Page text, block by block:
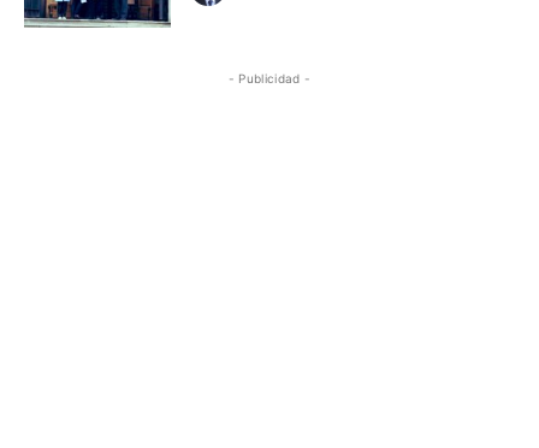
- Publicidad -